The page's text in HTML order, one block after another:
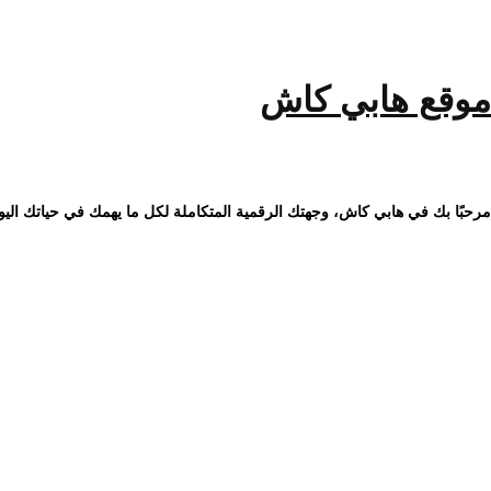
موقع هابي كاش
مرحبًا بك في هابي كاش، وجهتك الرقمية المتكاملة لكل ما يهمك في حياتك